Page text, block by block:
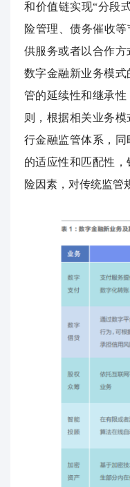
和价值链实现“分段
险管理、债务催收
供服务或者以合作
数字金融新业务模
管的延续性和继承
则，根据相关业务
行金融监管体系，
的适应性和匹配性
险因素， 对传统监管